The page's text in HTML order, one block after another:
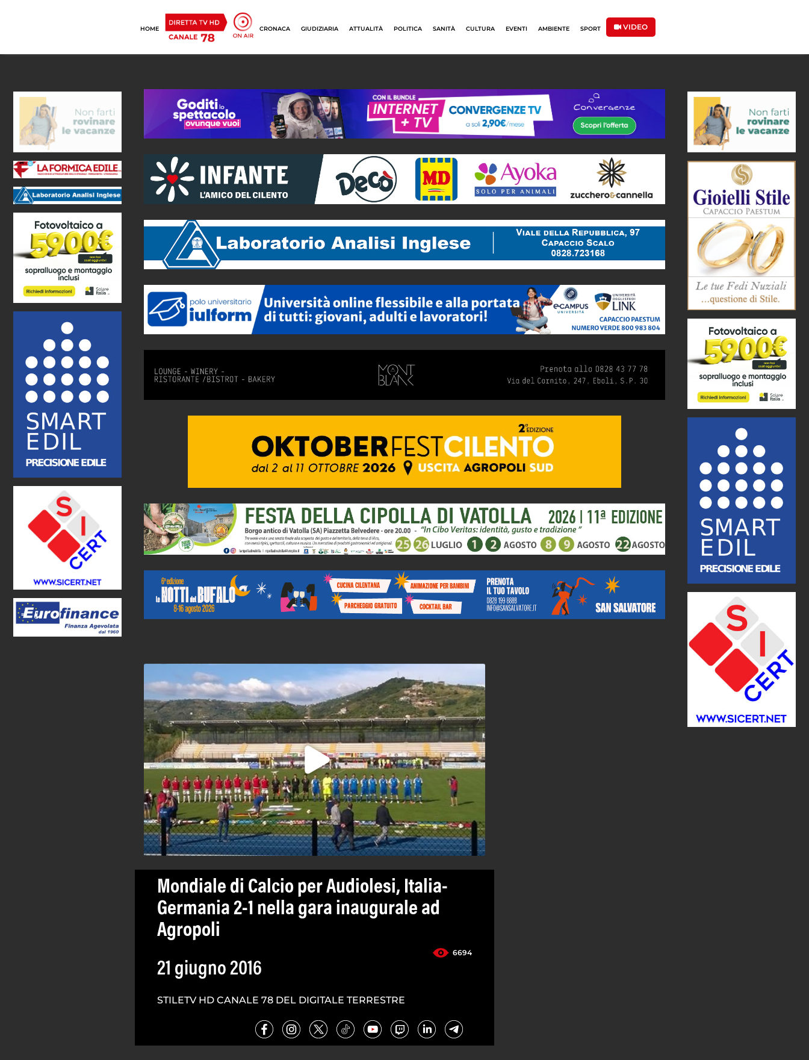
HOME CRONACA GIUDIZIARIA ATTUALITÀ POLITICA SANITÀ CULTURA EVENTI AMBIENTE SPORT VIDEO
Mondiale di Calcio per Audiolesi, Italia-
Germania 2-1 nella gara inaugurale ad
Agropoli
6694
21 giugno 2016
STILETV HD CANALE 78 DEL DIGITALE TERRESTRE